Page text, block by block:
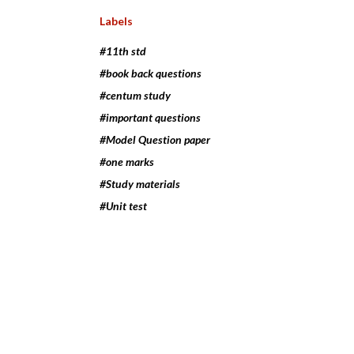
Labels
#11th std
#book back questions
#centum study
#important questions
#Model Question paper
#one marks
#Study materials
#Unit test